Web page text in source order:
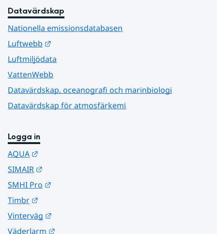
Datavärdskap
Nationella emissionsdatabasen
Luftwebb
Luftmiljödata
VattenWebb
Datavärdskap, oceanografi och marinbiologi
Datavärdskap för atmosfärkemi
Logga in
AQUA
SIMAIR
SMHI Pro
Timbr
Vinterväg
Väderlarm